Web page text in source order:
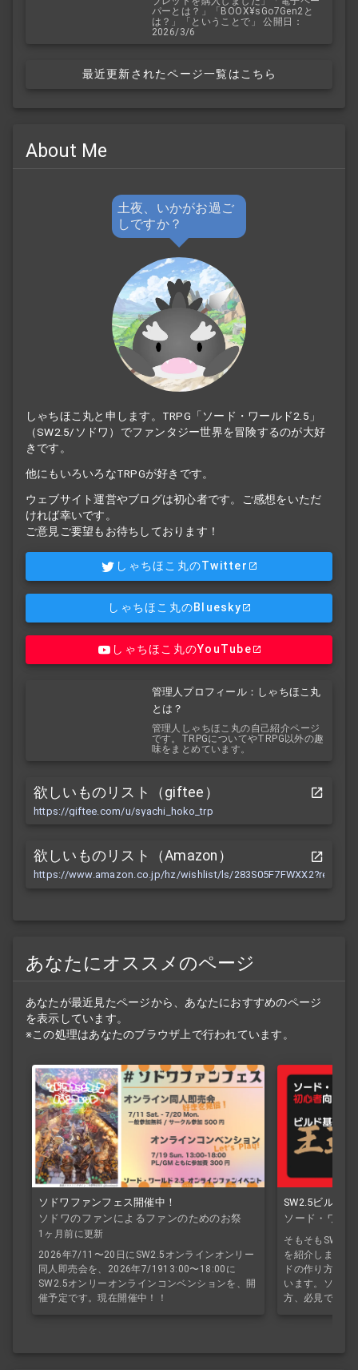
パーとは？」「BOOX¥sGo7Gen2と
は？」「ということで」 公開日：
2026/3/6
最近更新されたページ一覧はこちら
About Me
土夜、いかがお過ご
しですか？
しゃちほこ丸と申します。TRPG「ソード・ワールド2.5」
（SW2.5/ソドワ）でファンタジー世界を冒険するのが大好
きです。
他にもいろいろなTRPGが好きです。
ウェブサイト運営やブログは初心者です。ご感想をいただ
ければ幸いです。
ご意見ご要望もお待ちしております！
しゃちほこ丸のTwitter
しゃちほこ丸のBluesky
しゃちほこ丸のYouTube
管理人プロフィール：しゃちほこ丸
とは？
管理人しゃちほこ丸の自己紹介ページ
です。TRPGについてやTRPG以外の趣
味をまとめています。
欲しいものリスト（giftee）
https://giftee.com/u/syachi_hoko_trp
欲しいものリスト（Amazon）
https://www.amazon.co.jp/hz/wishlist/ls/
あなたにオススメのページ
あなたが最近見たページから、あなたにおすすめのページ
を表示しています。
※この処理はあなたのブラウザ上で行われています。
ソドワファンフェス開催中！
ソドワのファンによるファンのためのお祭
り！
1ヶ月前に更新
2026年7/11〜20日にSW2.5オンラインオンリー
同人即売会を、2026年7/1913:00〜18:00に
SW2.5オンリーオンラインコンベンションを、開
催予定です。現在開催中！！
SW2.5ビルド
ソード・ワー
そもそもSW2.5
を紹介します。
ドの作り方を
います。ソドワ
方、必見です。